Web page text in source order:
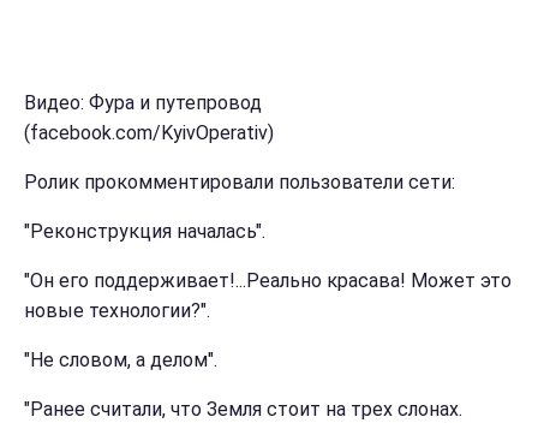
Видео: Фура и путепровод
(facebook.com/KyivOperativ)
Ролик прокомментировали пользователи сети:
"Реконструкция началась".
"Он его поддерживает!...Реально красава! Может это
новые технологии?".
"Не словом, а делом".
"Ранее считали, что Земля стоит на трех слонах.